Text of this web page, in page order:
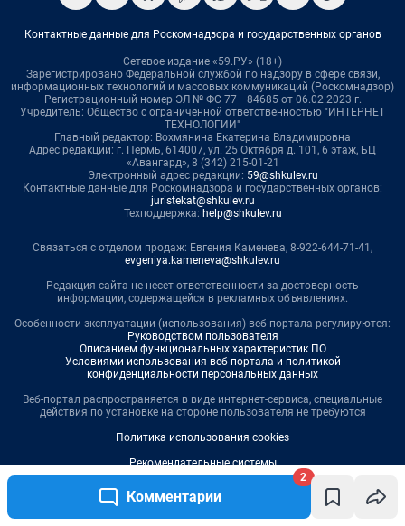
Комментарии
2